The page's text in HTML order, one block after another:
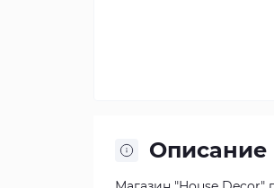
Описание